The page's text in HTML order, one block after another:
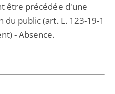
être précédée d'une
public (art. L. 123-19-1
- Absence.